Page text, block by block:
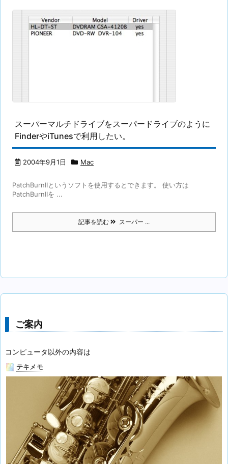
スーパーマルチドライブをスーパードライブのように
FinderやiTunesで利用したい。
2004年9月1日 Mac
PatchBurnIIというソフトを使用するとできます。 使い方は
PatchBurnIIを ...
記事を読む スーパー ...
ご案内
コンピュータ以外の内容は